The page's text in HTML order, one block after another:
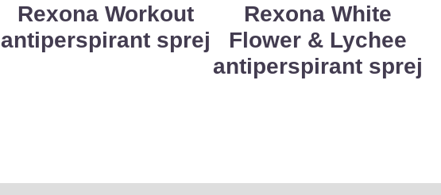
Rexona Workout
antiperspirant sprej
Rexona White
Flower & Lychee
antiperspirant sprej